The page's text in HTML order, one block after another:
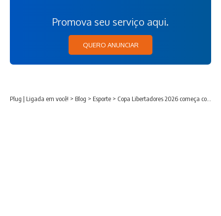
Promova seu serviço aqui.
QUERO ANUNCIAR
Plug | Ligada em você! > Blog > Esporte > Copa Libertadores 2026 começa com seis brasileiros na disputa